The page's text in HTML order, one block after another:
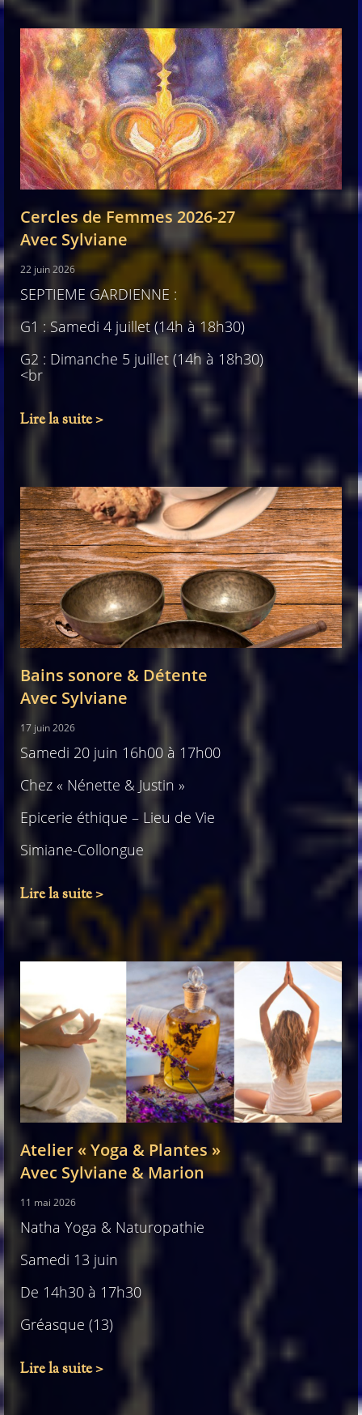
Cercles de Femmes 2026-27
Avec Sylviane
22 juin 2026
SEPTIEME GARDIENNE :
G1 : Samedi 4 juillet (14h à 18h30)
G2 : Dimanche 5 juillet (14h à 18h30)
<br
Lire la suite >
Bains sonore & Détente
Avec Sylviane
17 juin 2026
Samedi 20 juin 16h00 à 17h00
Chez « Nénette & Justin »
Epicerie éthique – Lieu de Vie
Simiane-Collongue
Lire la suite >
Atelier « Yoga & Plantes »
Avec Sylviane & Marion
11 mai 2026
Natha Yoga & Naturopathie
Samedi 13 juin
De 14h30 à 17h30
Gréasque (13)
Lire la suite >